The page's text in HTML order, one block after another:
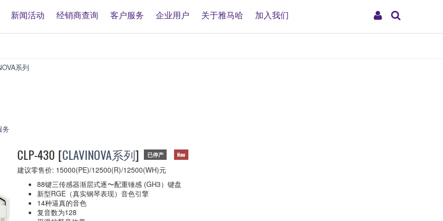
My
新闻活动 经销商查询 客户服务 企业用户 关于雅马哈 加入我们
系列
务
CLP-430 [CLAVINOVA系列] 已停产 New
建议零售价: 15000(PE)/12500(R)/12500(WH)元
88键三传感器渐层式逐〜配重锤感 (GH3）键盘
新型RGE（真实钢琴表现）音色引擎
14种逼真的音色
复音数为128